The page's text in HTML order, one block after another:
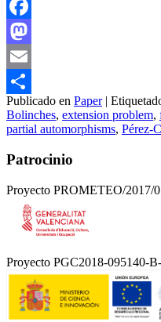
Facebook
Mastodon
Email
Compartir
Publicado en Paper |
Bolinches, extension problem,
partial automorphisms, Pérez-
Patrocinio
Proyecto PROMETEO/2017/
Proyecto PGC2018-095140-